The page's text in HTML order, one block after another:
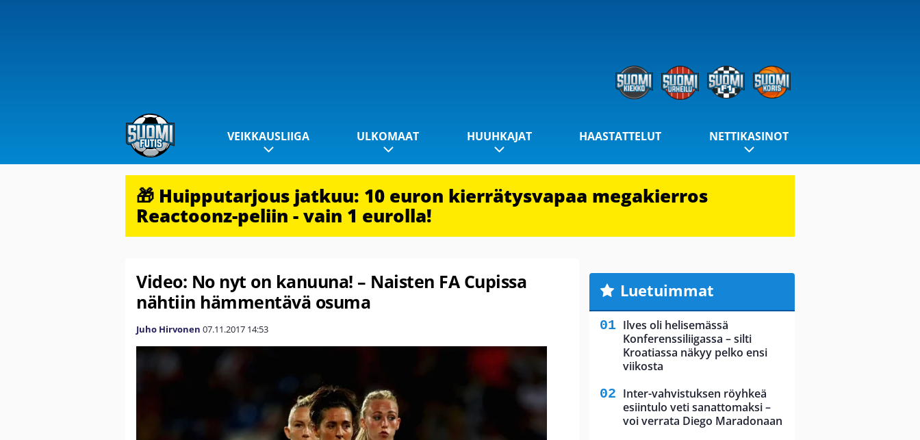
VEIKKAUSLIIGA ULKOMAAT HUUHKAJAT HAASTATTELUT NETTIKASINOT
🎁 Huipputarjous jatkuu: 10 euron kierrätysvapaa megakierros
Reactoonz-peliin - vain 1 eurolla!
Video: No nyt on kanuuna! – Naisten FA Cupissa
nähtiin hämmentävä osuma
Juho Hirvonen 07.11.2017 14:53
Luetuimmat
Ilves oli helisemässä
Konferenssiliigassa – silti
Kroatiassa näkyy pelko ensi
viikosta
Inter-vahvistuksen röyhkeä
esiintulo veti sanattomaksi –
voi verrata Diego Maradonaan